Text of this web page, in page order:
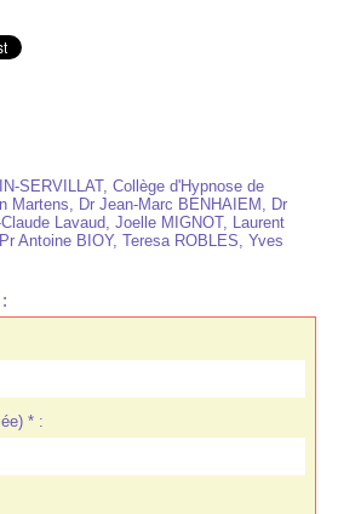
SERVILLAT, Collège d'Hypnose de
Martens, Dr Jean-Marc BENHAIEM , Dr
Lavaud, Joelle MIGNOT, Laurent
Pr Antoine BIOY, Teresa ROBLES, Yves
* :